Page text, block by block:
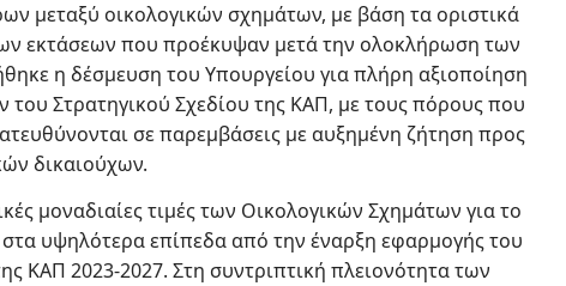
μεταξύ οικολογικών σχημάτων, με βάση τα οριστικά
εκτάσεων που προέκυψαν μετά την ολοκλήρωση των
η δέσμευση του Υπουργείου για πλήρη αξιοποίηση
Στρατηγικού Σχεδίου της ΚΑΠ, με τους πόρους που
σε παρεμβάσεις με αυξημένη ζήτηση προς
δικαιούχων.
μοναδιαίες τιμές των Οικολογικών Σχημάτων για το
υψηλότερα επίπεδα από την έναρξη εφαρμογής του
ΚΑΠ 2023-2027. Στη συντριπτική πλειονότητα των